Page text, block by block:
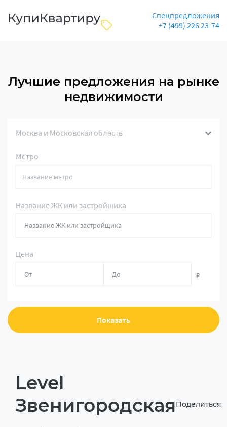
Спецпредложения
+7 (499) 226 23-74
Лучшие предложения на рынке
недвижимости
Москва и Московская область
Метро
Название ЖК или застройщика
Цена
₽
Показать
Level
ЗвенигородскаяПоделиться